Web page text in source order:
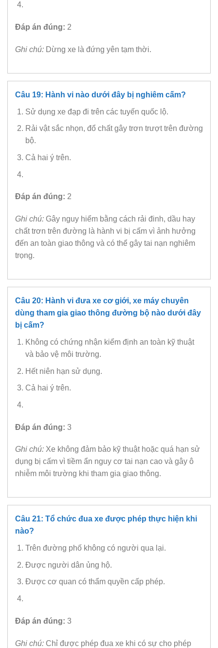
Đáp án đúng: 2
Ghi chú: Dừng xe là đứng yên tạm thời.
Câu 19: Hành vi nào dưới đây bị nghiêm cấm?
Sử dụng xe đạp đi trên các tuyến quốc lộ.
Rải vật sắc nhọn, đổ chất gây trơn trượt trên đường
bộ.
Cả hai ý trên.
Đáp án đúng: 2
Ghi chú: Gây nguy hiểm bằng cách rải đinh, dầu hay
chất trơn trên đường là hành vi bị cấm vì ảnh hưởng
đến an toàn giao thông và có thể gây tai nạn nghiêm
trọng.
Câu 20: Hành vi đưa xe cơ giới, xe máy chuyên
dùng tham gia giao thông đường bộ nào dưới đây
bị cấm?
Không có chứng nhận kiểm định an toàn kỹ thuật
và bảo vệ môi trường.
Hết niên hạn sử dụng.
Cả hai ý trên.
Đáp án đúng: 3
Ghi chú: Xe không đảm bảo kỹ thuật hoặc quá hạn sử
dụng bị cấm vì tiềm ẩn nguy cơ tai nạn cao và gây ô
nhiễm môi trường khi tham gia giao thông.
Câu 21: Tổ chức đua xe được phép thực hiện khi
nào?
Trên đường phố không có người qua lại.
Được người dân ủng hộ.
Được cơ quan có thẩm quyền cấp phép.
Đáp án đúng: 3
Ghi chú: Chỉ được phép đua xe khi có sự cho phép